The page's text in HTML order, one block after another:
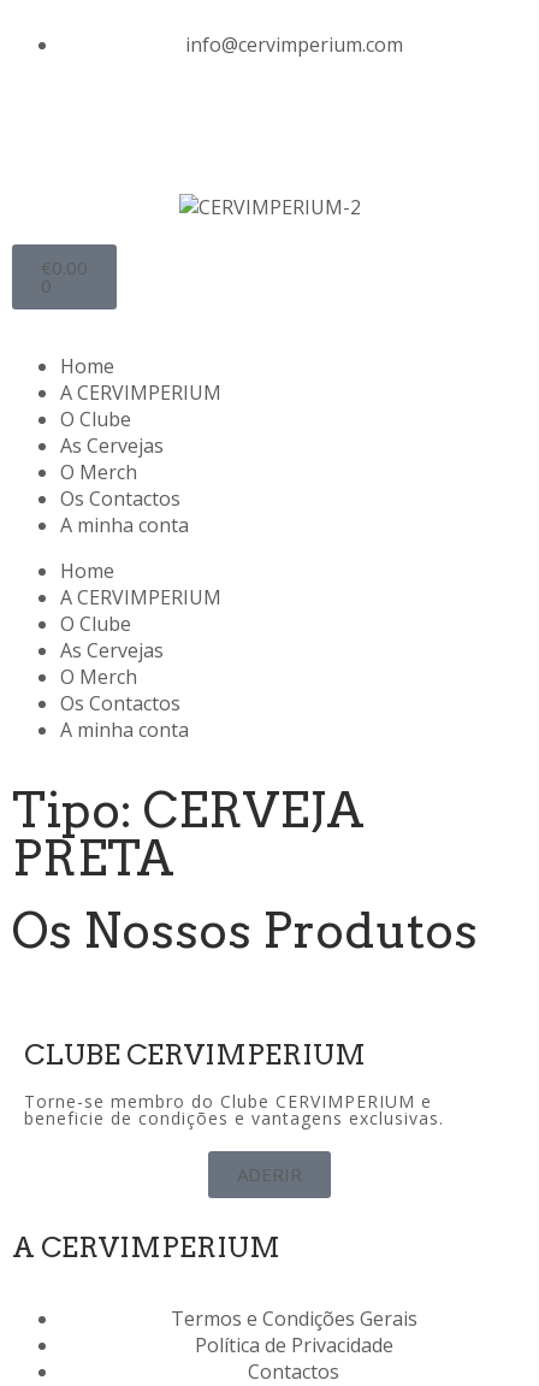
info@cervimperium.com
€0.00
0
Home
A CERVIMPERIUM
O Clube
As Cervejas
O Merch
Os Contactos
A minha conta
Home
A CERVIMPERIUM
O Clube
As Cervejas
O Merch
Os Contactos
A minha conta
Tipo: CERVEJA
PRETA
Os Nossos Produtos
CLUBE CERVIMPERIUM
Torne-se membro do Clube CERVIMPERIUM e
beneficie de condições e vantagens exclusivas.
ADERIR
A CERVIMPERIUM
Termos e Condições Gerais
Política de Privacidade
Contactos